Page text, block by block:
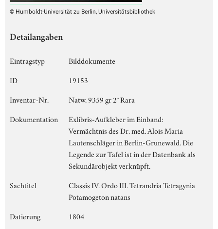
© Humboldt-Universität zu Berlin, Universitätsbibliothek
Detailangaben
Eintragstyp
Bilddokumente
ID
19153
Inventar-Nr.
Natw. 9359 gr 2° Rara
Dokumentation
Exlibris-Aufkleber im Einband:
Vermächtnis des Dr. med. Alois Maria
Lautenschläger in Berlin-Grunewald. Die
Legende zur Tafel ist in der Datenbank als
Sekundärobjekt verknüpft.
Sachtitel
Classis IV. Ordo III. Tetrandria Tetragynia
Potamogeton natans
Datierung
1804